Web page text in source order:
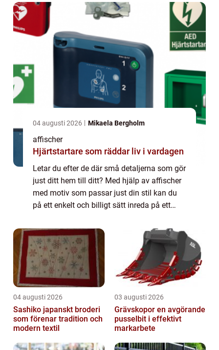
04 augusti 2026 Mikaela Bergholm
affischer
Hjärtstartare som räddar liv i vardagen
Letar du efter de där små detaljerna som gör
just ditt hem till ditt? Med hjälp av affischer
med motiv som passar just din stil kan du
på ett enkelt och billigt sätt inreda på ett
04 augusti 2026
Sashiko japanskt broderi
som förenar tradition och
modern textil
03 augusti 2026
Grävskopor en avgörande
pusselbit i effektivt
markarbete